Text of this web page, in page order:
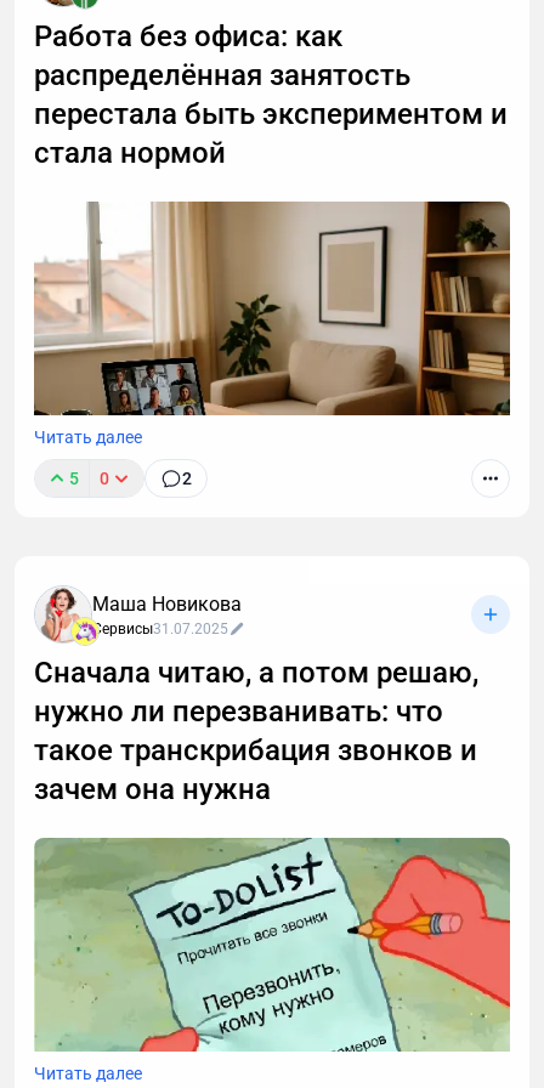
важный разговор, например, ждете курьера, то я
расскажу, почему стоит делегировать телефонные
звонки мне.
Работа без офиса: как
распределённая занятость
перестала быть экспериментом и
стала нормой
воспринималась как временное решение,
привилегия айтишников или вынужденный
компромисс. Сегодня это устойчивая модель,
которая меняет экономику, города и образ жизни
Читать далее
5 0 2
Маша Новикова
Сервисы31.07.2025
Сначала читаю, а потом решаю,
нужно ли перезванивать: что
такое транскрибация звонков и
зачем она нужна
Читать далее